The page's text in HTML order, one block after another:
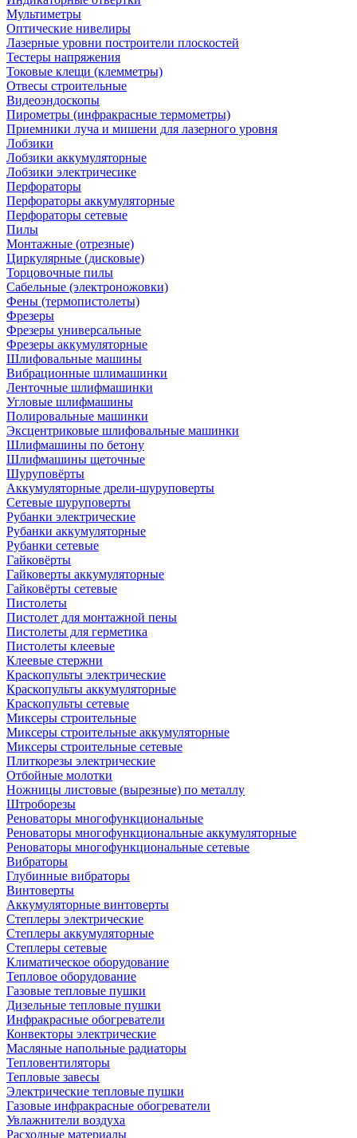
Мультиметры
Оптические нивелиры
Лазерные уровни построители плоскостей
Тестеры напряжения
Токовые клещи (клемметры)
Отвесы строительные
Видеоэндоскопы
Пирометры (инфракрасные термометры)
Приемники луча и мишени для лазерного уровня
Лобзики
Лобзики аккумуляторные
Лобзики электричесике
Перфораторы
Перфораторы аккумуляторные
Перфораторы сетевые
Пилы
Монтажные (отрезные)
Циркулярные (дисковые)
Торцовочные пилы
Сабельные (электроножовки)
Фены (термопистолеты)
Фрезеры
Фрезеры универсальные
Фрезеры аккумуляторные
Шлифовальные машины
Вибрационные шлимашинки
Ленточные шлифмашинки
Угловые шлифмашины
Полировальные машинки
Эксцентриковые шлифовальные машинки
Шлифмашины по бетону
Шлифмашины щеточные
Шуруповёрты
Аккумуляторные дрели-шуруповерты
Сетевые шуруповерты
Рубанки электрические
Рубанки аккумуляторные
Рубанки сетевые
Гайковёрты
Гайковерты аккумуляторные
Гайковёрты сетевые
Пистолеты
Пистолет для монтажной пены
Пистолеты для герметика
Пистолеты клеевые
Клеевые стержни
Краскопульты электрические
Краскопульты аккумуляторные
Краскопульты сетевые
Миксеры строительные
Миксеры строительные аккумуляторные
Миксеры строительные сетевые
Плиткорезы электрические
Отбойные молотки
Ножницы листовые (вырезные) по металлу
Штроборезы
Реноваторы многофункциональные
Реноваторы многофункциональные аккумуляторные
Реноваторы многофункциональные сетевые
Вибраторы
Глубинные вибраторы
Винтоверты
Аккумуляторные винтоверты
Степлеры электрические
Степлеры аккумуляторные
Степлеры сетевые
Климатическое оборудование
Тепловое оборудование
Газовые тепловые пушки
Дизельные тепловые пушки
Инфракрасные обогреватели
Конвекторы электрические
Масляные напольные радиаторы
Тепловентиляторы
Тепловые завесы
Электрические тепловые пушки
Газовые инфракрасные обогреватели
Увлажнители воздуха
Расходные материалы